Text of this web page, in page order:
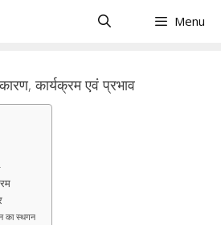
Menu
कार्यक्रम एवं प्रभाव
का स्थगन